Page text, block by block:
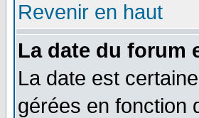
Revenir en haut
La date du forum
La date est
gérées en fonction